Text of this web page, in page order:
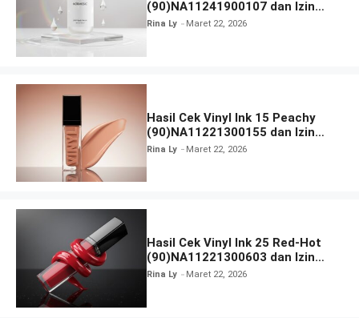
(90)NA11241900107 dan Izin
BPOM
Rina Ly Maret 22, 2026
Hasil Cek Vinyl Ink 15 Peachy
(90)NA11221300155 dan Izin
BPOM
Rina Ly Maret 22, 2026
Hasil Cek Vinyl Ink 25 Red-Hot
(90)NA11221300603 dan Izin
BPOM
Rina Ly Maret 22, 2026